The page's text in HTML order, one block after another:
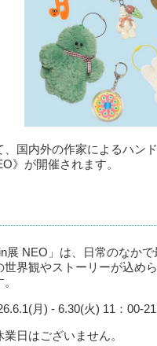
、国内外の作家によるハン
》が開催されます。
展 NEO」は、日常のなか
界観やストーリーが込め
月) - 6.30(火) 11：00-
日はございません。